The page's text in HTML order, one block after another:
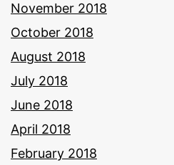
November 2018
October 2018
August 2018
July 2018
June 2018
April 2018
February 2018